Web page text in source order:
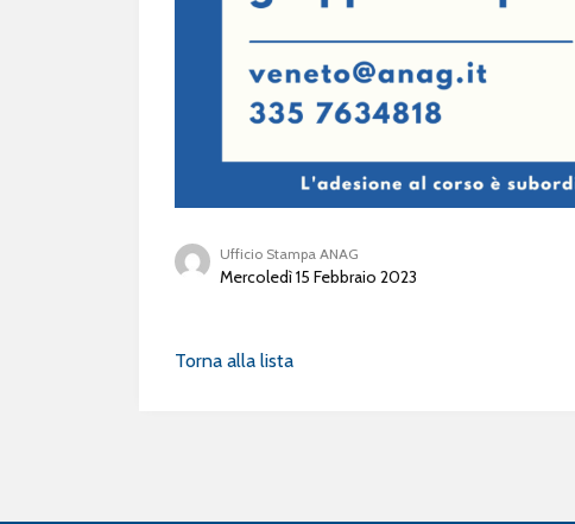
Ufficio Stampa ANAG
Mercoledì 15 Febbraio 2023
Torna alla lista